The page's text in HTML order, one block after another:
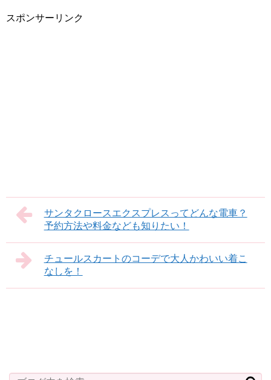
スポンサーリンク
サンタクロースエクスプレスってどんな電車？
予約方法や料金なども知りたい！
チュールスカートのコーデで大人かわいい着こ
なしを！